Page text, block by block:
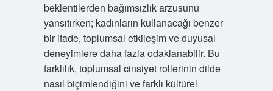
beklentilerden bağımsızlık arzusunu
yansıtırken; kadınların kullanacağı benzer
bir ifade, toplumsal etkileşim ve duyusal
deneyimlere daha fazla odaklanabilir. Bu
farklılık, toplumsal cinsiyet rollerinin dilde
nasıl biçimlendiğini ve farklı kültürel